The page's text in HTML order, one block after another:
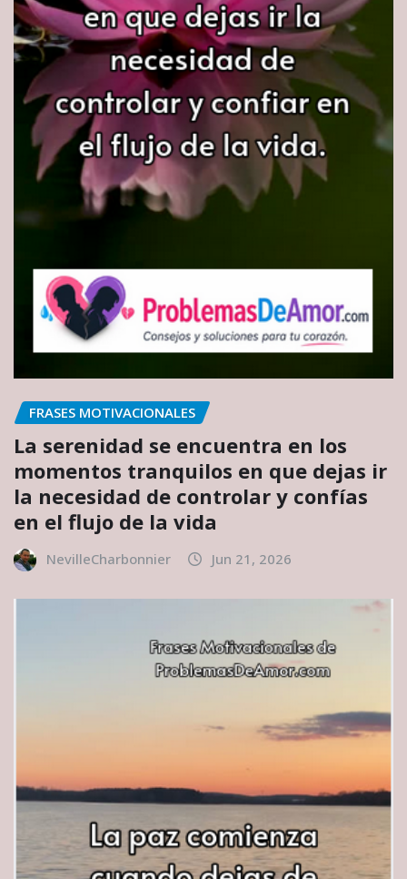
FRASES MOTIVACIONALES
La serenidad se encuentra en los
momentos tranquilos en que dejas ir
la necesidad de controlar y confías
en el flujo de la vida
NevilleCharbonnier Jun 21, 2026